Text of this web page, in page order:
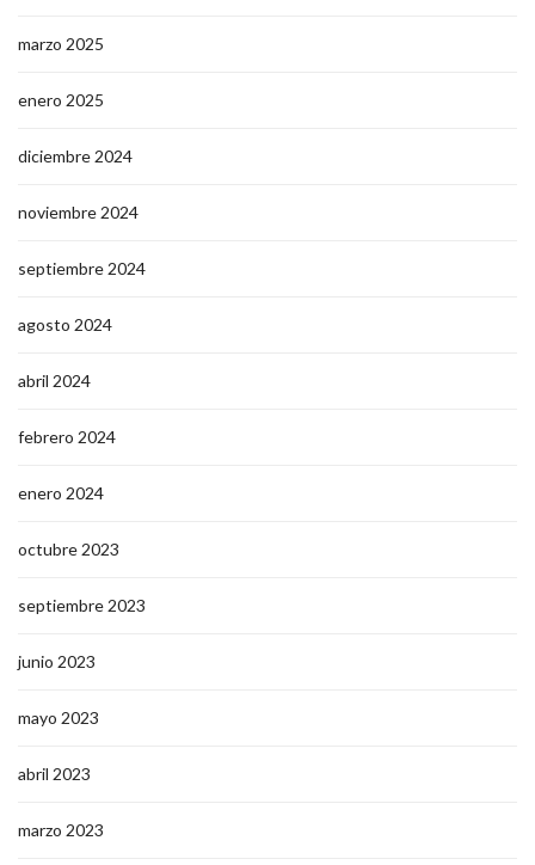
marzo 2025
enero 2025
diciembre 2024
noviembre 2024
septiembre 2024
agosto 2024
abril 2024
febrero 2024
enero 2024
octubre 2023
septiembre 2023
junio 2023
mayo 2023
abril 2023
marzo 2023